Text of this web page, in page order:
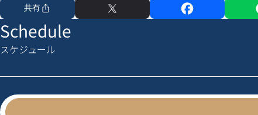
共有
Schedule
スケジュール